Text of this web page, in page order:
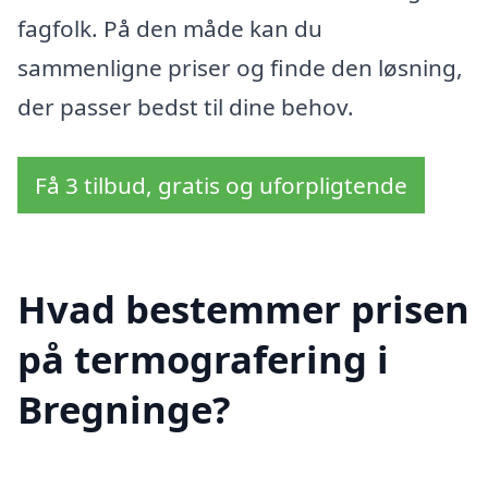
fagfolk. På den måde kan du
sammenligne priser og finde den løsning,
der passer bedst til dine behov.
Få 3 tilbud, gratis og uforpligtende
Hvad bestemmer prisen
på termografering i
Bregninge?